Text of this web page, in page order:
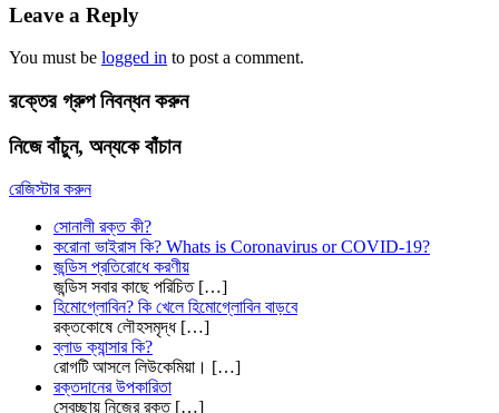
Leave a Reply
You must be logged in to post a comment.
রক্তের গ্রুপ নিবন্ধন করুন
নিজে বাঁচুন, অন্যকে বাঁচান
রেজিস্টার করুন
সোনালী রক্ত কী?
করোনা ভাইরাস কি? Whats is Coronavirus or COVID-19?
জন্ডিস প্রতিরোধে করণীয়
জন্ডিস সবার কাছে পরিচিত […]
হিমোগ্লোবিন? কি খেলে হিমোগ্লোবিন বাড়বে
রক্তকোষে লৌহসমৃদ্ধ […]
ব্লাড ক্যান্সার কি?
রোগটি আসলে লিউকেমিয়া। […]
রক্তদানের উপকারিতা
স্বেচ্ছায় নিজের রক্ত […]